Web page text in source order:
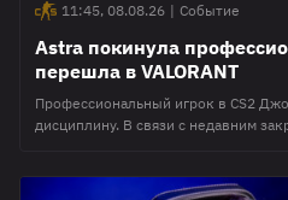
11:45, 08.08.26 | Событие
Astra покинула
перешла в VALORANT
Профессиональный игрок в CS2
дисциплину. В связи с недавним
появилось на аккаунте Шамплио в